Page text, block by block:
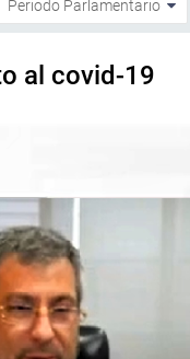
al covid-19